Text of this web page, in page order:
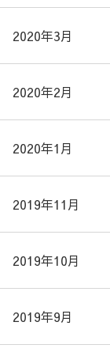
2020年3月
2020年2月
2020年1月
2019年11月
2019年10月
2019年9月